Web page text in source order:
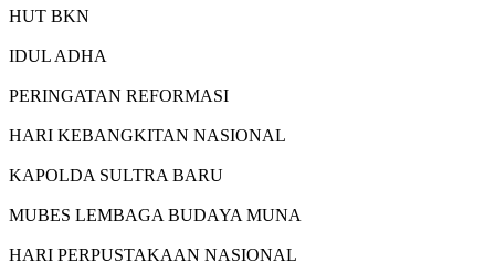
HUT BKN
IDUL ADHA
PERINGATAN REFORMASI
HARI KEBANGKITAN NASIONAL
KAPOLDA SULTRA BARU
MUBES LEMBAGA BUDAYA MUNA
HARI PERPUSTAKAAN NASIONAL